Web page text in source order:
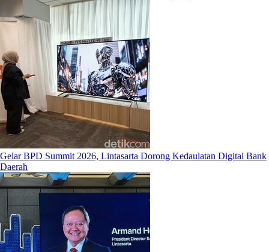
Gelar BPD Summit 2026, Lintasarta Dorong Kedaulatan Digital Bank
Daerah